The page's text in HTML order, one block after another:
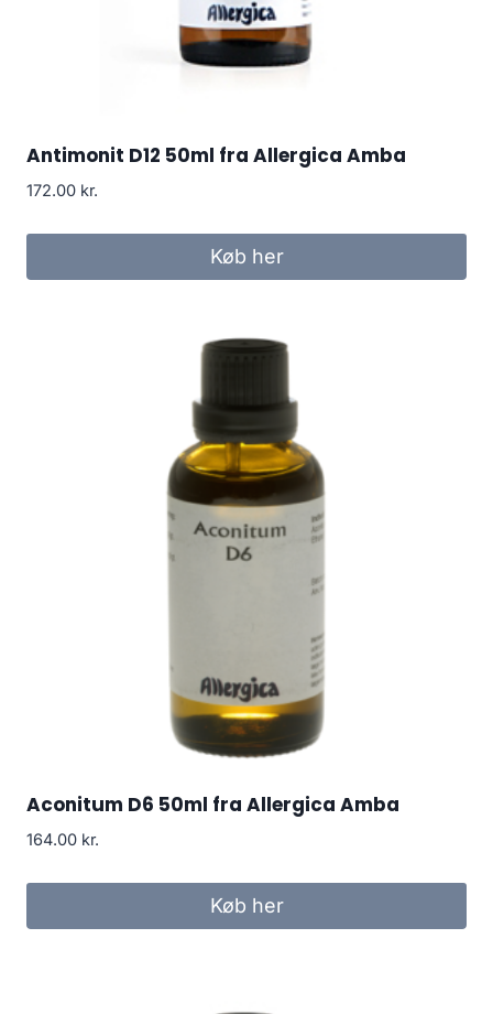
Antimonit D12 50ml fra Allergica Amba
172.00 kr.
Køb her
Aconitum D6 50ml fra Allergica Amba
164.00 kr.
Køb her